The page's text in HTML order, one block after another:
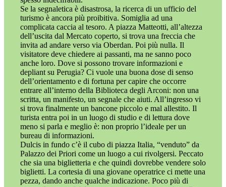
Se la segnaletica è disastrosa, la ricerca di un ufficio del
turismo è ancora più proibitiva. Somiglia ad una
complicata caccia al tesoro. A piazza Matteotti, all’altezza
dell’uscita dal Mercato coperto, si trova una freccia che
invita ad andare verso via Oberdan. Poi più nulla. Il
visitatore deve chiedere ai passanti, ma ne sanno poco
anche loro. Dove si possono trovare informazioni e
depliant su Perugia? Ci vuole una buona dose di senso
dell’orientamento e di fortuna per capire che occorre
entrare all’interno della Biblioteca degli Arconi: non una
scritta, un manifesto, un segnale che aiuti. All’ingresso vi
si trova finalmente un bancone piccolo e mal allestito. Il
turista entra poi in un luogo di studio e di lettura dove
meno si parla e meglio è: non proprio l’ideale per un
bureau di informazioni.
Dulcis in fundo c’è il cubo di piazza Italia, “venduto” da
Palazzo dei Priori come un luogo a cui rivolgersi. Peccato
che sia una biglietteria e che quindi dovrebbe vendere solo
biglietti. La cortesia di una giovane operatrice ci mette una
pezza, dando anche qualche indicazione. Poco più di